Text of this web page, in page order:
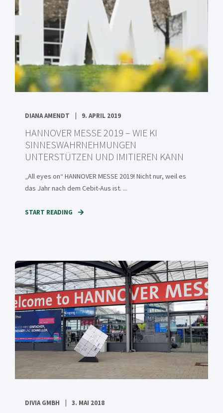
DIANA AMENDT 9. APRIL 2019
HANNOVER MESSE 2019 – WIE KI
SINNESWAHRNEHMUNGEN
UNTERSTÜTZEN UND IMITIEREN KANN
„All eyes on“ HANNOVER MESSE 2019! Nicht nur, weil es
das Jahr nach dem Cebit-Aus ist. ...
START READING
DIVIA GMBH 3. MAI 2018